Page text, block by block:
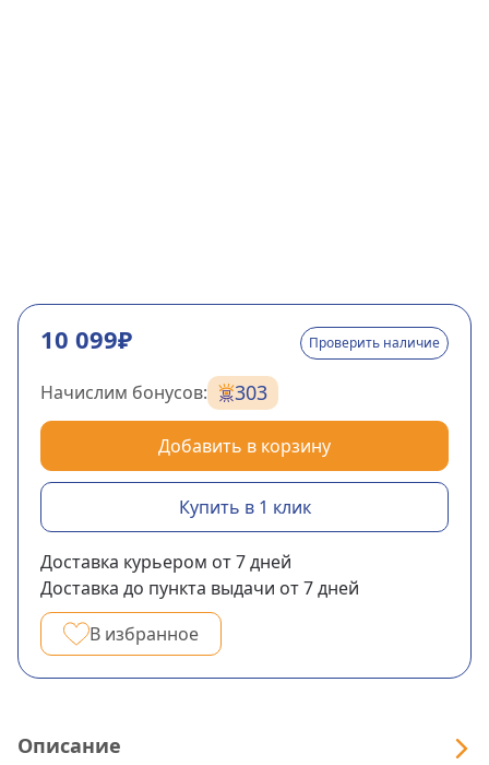
10 099₽ Проверить наличие
Начислим бонусов: 303
Добавить в корзину
Купить в 1 клик
Доставка курьером от 7дней
Доставка до пункта выдачи от 7дней
В избранное
Описание